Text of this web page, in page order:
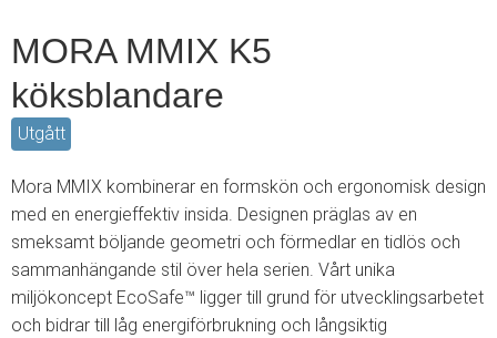
MORA MMIX K5
köksblandare
Utgått
Mora MMIX kombinerar en formskön och ergonomisk design
med en energieffektiv insida. Designen präglas av en
smeksamt böljande geometri och förmedlar en tidlös och
sammanhängande stil över hela serien. Vårt unika
miljökoncept EcoSafe™ ligger till grund för utvecklingsarbetet
och bidrar till låg energiförbrukning och långsiktig